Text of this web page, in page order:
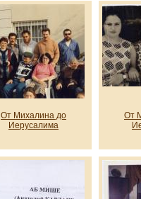
От Михалина до
Иерусалима
От